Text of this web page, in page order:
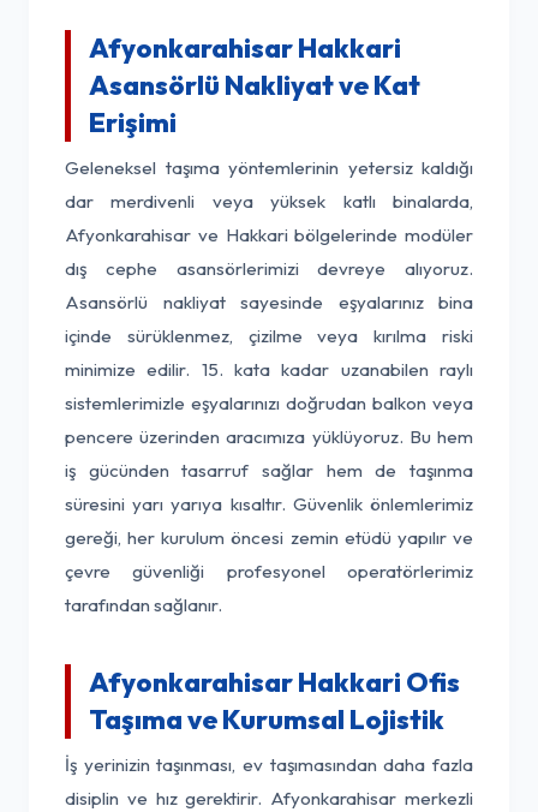
Afyonkarahisar Hakkari
Asansörlü Nakliyat ve Kat
Erişimi
Geleneksel taşıma yöntemlerinin yetersiz kaldığı
dar merdivenli veya yüksek katlı binalarda,
Afyonkarahisar ve Hakkari bölgelerinde modüler
dış cephe asansörlerimizi devreye alıyoruz.
Asansörlü nakliyat sayesinde eşyalarınız bina
içinde sürüklenmez, çizilme veya kırılma riski
minimize edilir. 15. kata kadar uzanabilen raylı
sistemlerimizle eşyalarınızı doğrudan balkon veya
pencere üzerinden aracımıza yüklüyoruz. Bu hem
iş gücünden tasarruf sağlar hem de taşınma
süresini yarı yarıya kısaltır. Güvenlik önlemlerimiz
gereği, her kurulum öncesi zemin etüdü yapılır ve
çevre güvenliği profesyonel operatörlerimiz
tarafından sağlanır.
Afyonkarahisar Hakkari Ofis
Taşıma ve Kurumsal Lojistik
İş yerinizin taşınması, ev taşımasından daha fazla
disiplin ve hız gerektirir. Afyonkarahisar merkezli